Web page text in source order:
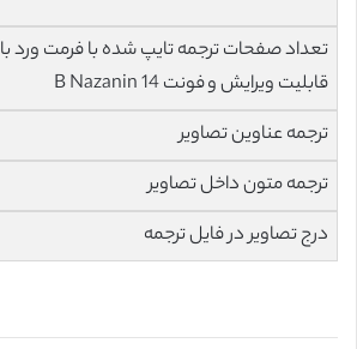
تعداد صفحات ترجمه تایپ شده با فرمت ورد با
قابلیت ویرایش و فونت 14 B Nazanin
ترجمه عناوین تصاویر
ترجمه متون داخل تصاویر
درج تصاویر در فایل ترجمه